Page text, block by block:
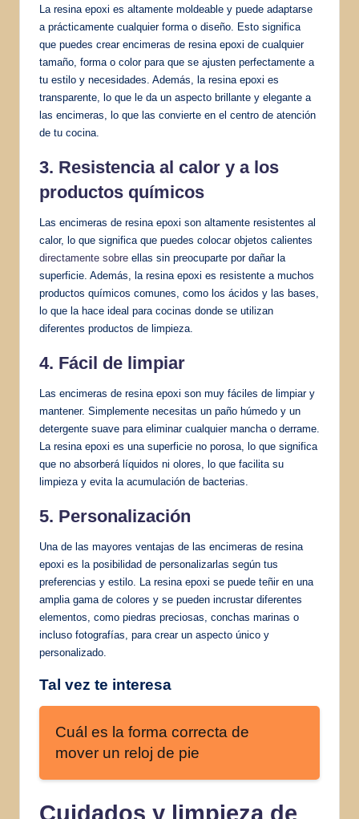
La resina epoxi es altamente moldeable y puede adaptarse
a prácticamente cualquier forma o diseño. Esto significa
que puedes crear encimeras de resina epoxi de cualquier
tamaño, forma o color para que se ajusten perfectamente a
tu estilo y necesidades. Además, la resina epoxi es
transparente, lo que le da un aspecto brillante y elegante a
las encimeras, lo que las convierte en el centro de atención
de tu cocina.
3. Resistencia al calor y a los
productos químicos
Las encimeras de resina epoxi son altamente resistentes al
calor, lo que significa que puedes colocar objetos calientes
directamente sobre ellas sin preocuparte por dañar la
superficie. Además, la resina epoxi es resistente a muchos
productos químicos comunes, como los ácidos y las bases,
lo que la hace ideal para cocinas donde se utilizan
diferentes productos de limpieza.
4. Fácil de limpiar
Las encimeras de resina epoxi son muy fáciles de limpiar y
mantener. Simplemente necesitas un paño húmedo y un
detergente suave para eliminar cualquier mancha o derrame.
La resina epoxi es una superficie no porosa, lo que significa
que no absorberá líquidos ni olores, lo que facilita su
limpieza y evita la acumulación de bacterias.
5. Personalización
Una de las mayores ventajas de las encimeras de resina
epoxi es la posibilidad de personalizarlas según tus
preferencias y estilo. La resina epoxi se puede teñir en una
amplia gama de colores y se pueden incrustar diferentes
elementos, como piedras preciosas, conchas marinas o
incluso fotografías, para crear un aspecto único y
personalizado.
Tal vez te interesa
Cuál es la forma correcta de
mover un reloj de pie
Cuidados y limpieza de